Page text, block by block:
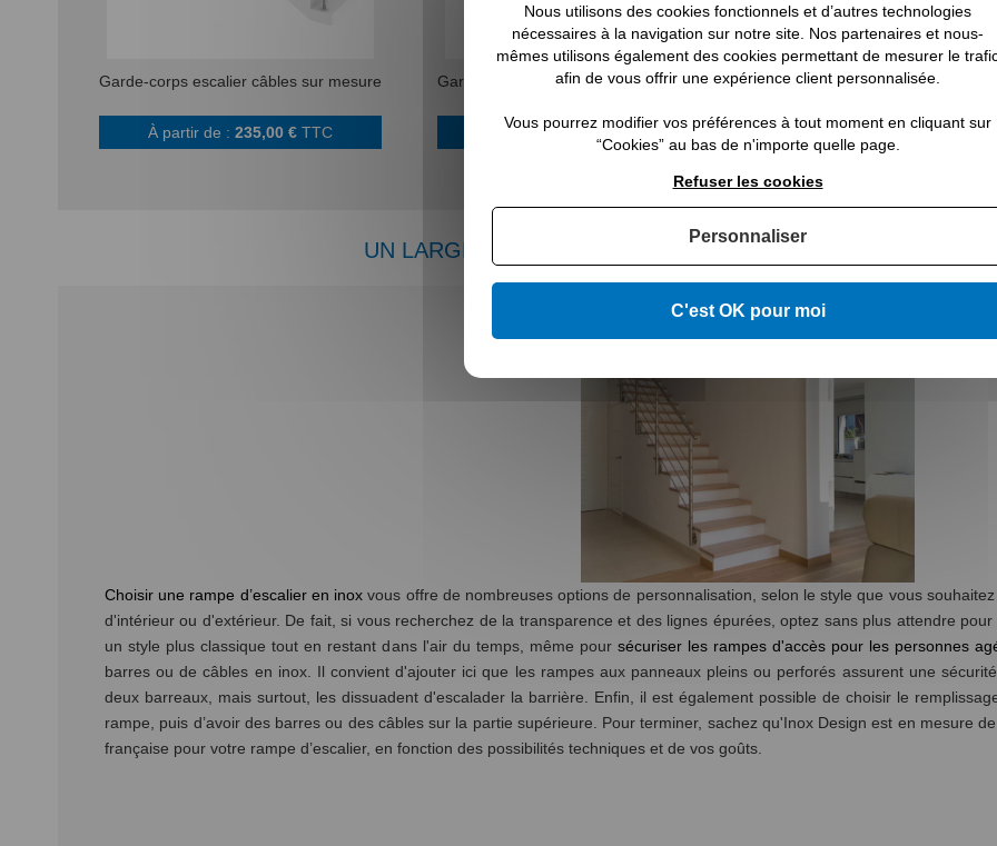
Garde-corps escalier câbles sur mesure
À partir de :235,00 € TTC
Garde-corps escalier barres sur mesure
À partir de :257,00 € TTC
Rampe escalier verre sur
À partir de : 451,00 €
UN LARGE CHOIX DE RAMPES EN INOX PROPOSÉES PAR
Choisir une rampe d’escalier en inox vous offre de nombreuses options de personnalisation, selon le style que vous
d'intérieur ou d'extérieur. De fait, si vous recherchez de la transparence et des lignes épurées, optez sans plus attendre
un style plus classique tout en restant dans l'air du temps, même pour sécuriser les rampes d'accès pour les personnes
barres ou de câbles en inox. Il convient d'ajouter ici que les rampes aux panneaux pleins ou perforés assurent une
deux barreaux, mais surtout, les dissuadent d'escalader la barrière. Enfin, il est également possible de choisir le
rampe, puis d’avoir des barres ou des câbles sur la partie supérieure. Pour terminer, sachez qu'Inox Design est en mesure
française pour votre rampe d’escalier, en fonction des possibilités techniques et de vos goûts.
Nous utilisons des cookies fonctionnels et d’autres technologies
nécessaires à la navigation sur notre site. Nos partenaires et nous-
mêmes utilisons également des cookies permettant de mesurer le
afin de vous offrir une expérience client personnalisée.
Vous pourrez modifier vos préférences à tout moment en cliquant sur
“Cookies” au bas de n'importe quelle page.
C'est OK pour moi
Refuser les cookies
Personnaliser